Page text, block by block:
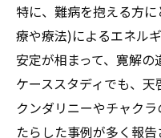
特に、難病を抱える方
療や療法)によるエネル
安定が相まって、寛解
ケーススタディでも、
クンダリニーやチャク
たらした事例が多く報